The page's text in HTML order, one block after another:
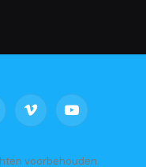
Vimeo YouTube
voorbehouden.